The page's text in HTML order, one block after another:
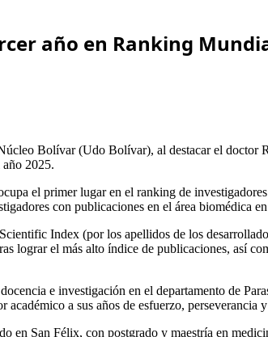
año en Ranking
Bolívar (Udo Bolívar), al destacar el doctor
2025.
el primer lugar en el ranking de
con publicaciones en el área biomédica
Index (por los apellidos de los
lograr el más alto índice de publicaciones, así
e investigación en el departamento de
a sus años de esfuerzo,
San Félix, con postgrado y maestría en